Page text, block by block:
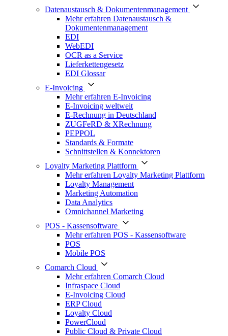
Datenaustausch & Dokumentenmanagement
Mehr erfahren Datenaustausch &
Dokumentenmanagement
EDI
WebEDI
OCR as a Service
Lieferkettengesetz
EDI Glossar
E-Invoicing
Mehr erfahren E-Invoicing
E-Invoicing weltweit
E-Rechnung in Deutschland
ZUGFeRD & XRechnung
PEPPOL
Standards & Formate
Schnittstellen & Konnektoren
Loyalty Marketing Plattform
Mehr erfahren Loyalty Marketing Plattform
Loyalty Management
Marketing Automation
Data Analytics
Omnichannel Marketing
POS - Kassensoftware
Mehr erfahren POS - Kassensoftware
POS
Mobile POS
Comarch Cloud
Mehr erfahren Comarch Cloud
Infraspace Cloud
E-Invoicing Cloud
ERP Cloud
Loyalty Cloud
PowerCloud
Public Cloud & Private Cloud